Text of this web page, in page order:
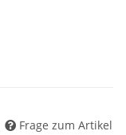
Frage zum Artikel